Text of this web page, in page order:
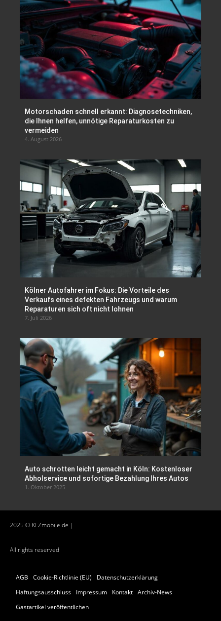
Motorschaden schnell erkannt: Diagnosetechniken,
die Ihnen helfen, unnötige Reparaturkosten zu
vermeiden
4. August 2026
Kölner Autofahrer im Fokus: Die Vorteile des
Verkaufs eines defekten Fahrzeugs und warum
Reparaturen sich oft nicht lohnen
7. Juli 2026
Auto schrotten leicht gemacht in Köln: Kostenloser
Abholservice und sofortige Bezahlung Ihres Autos
1. Oktober 2025
2025 © KFZmobile.de |
All rights reserved
AGB Cookie-Richtlinie (EU)
Datenschutzerklärung
Haftungsausschluss
Impressum Kontakt Archiv-News
Gastartikel veröffentlichen